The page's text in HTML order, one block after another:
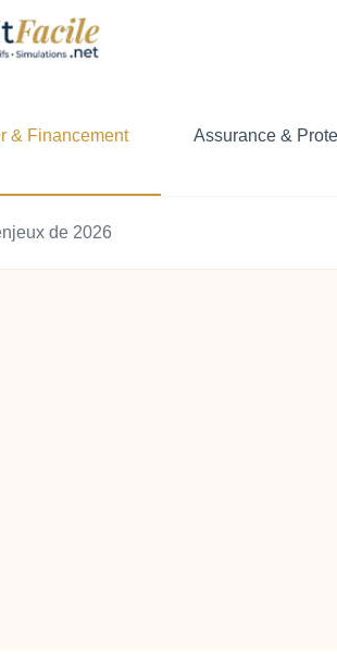
& Financement Assurance &
de 2026